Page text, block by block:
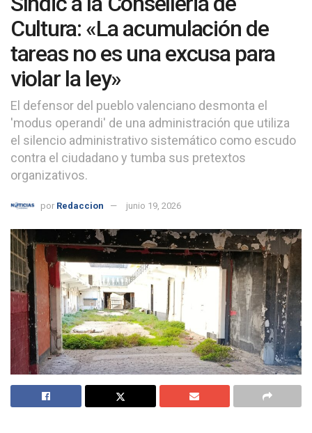
Cultura: «La acumulación de
tareas no es una excusa para
violar la ley»
El defensor del pueblo valenciano desmonta el
'modus operandi' de una administración que utiliza
el silencio administrativo sistemático como escudo
contra el ciudadano y tumba sus pretextos
organizativos.
por Redaccion junio 19, 2026